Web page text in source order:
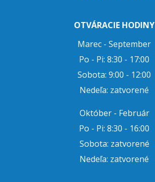
OTVÁRACIE HODINY
Marec - September
Po - Pi: 8:30 - 17:00
Sobota: 9:00 - 12:00
Nedeľa: zatvorené
Október - Február
Po - Pi: 8:30 - 16:00
Sobota: zatvorené
Nedeľa: zatvorené